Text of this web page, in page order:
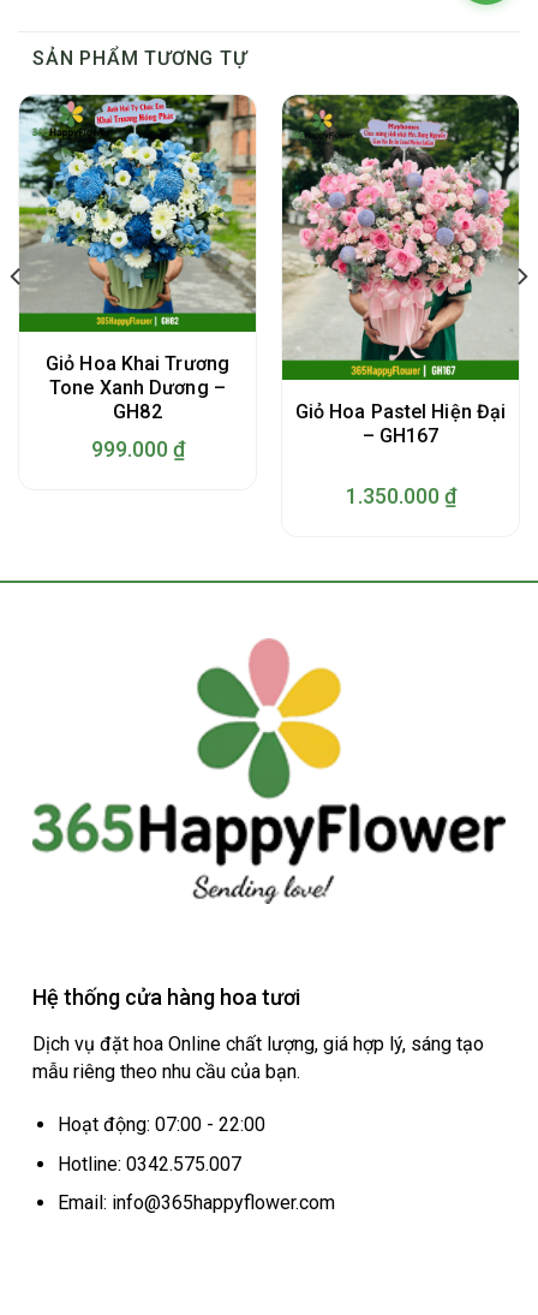
SẢN PHẨM TƯƠNG TỰ
Giỏ Hoa Khai Trương
Tone Xanh Dương –
GH82
999.000 ₫
Giỏ Hoa Pastel Hiện Đại
– GH167
1.350.000 ₫
Hệ thống cửa hàng hoa tươi
Dịch vụ đặt hoa Online chất lượng, giá hợp lý, sáng tạo
mẫu riêng theo nhu cầu của bạn.
Hoạt động: 07:00 - 22:00
Hotline: 0342.575.007
Email: info@365happyflower.com